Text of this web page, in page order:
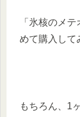
「氷核のメ
めて購入して
もちろん、1